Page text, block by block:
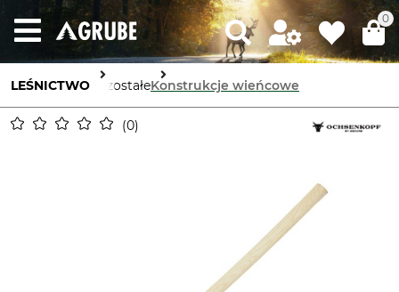
0
LEŚNICTWO PozostałeKonstrukcje wieńcowe
0